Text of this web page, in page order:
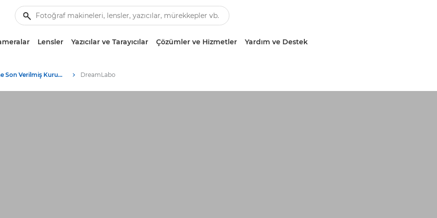
Lensler Yazıcılar ve Tarayıcılar Çözümler ve Hizmetler Yardım ve Destek
Üretimine Son Verilmiş Kurumsal Ürünler Arşivi DreamLabo